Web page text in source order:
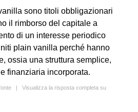
sono titoli obbligazionari
il rimborso del capitale a
di un interesse periodico
plain vanilla perché hanno
ossia una struttura semplice,
finanziaria incorporata.
| Visualizza la risposta completa su